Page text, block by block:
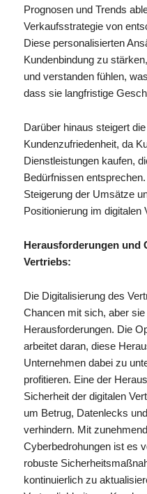
Prognosen und Trends
Verkaufsstrategie von
Diese personalisierten
Kundenbindung zu
und verstanden fühlen,
dass sie langfristige
Darüber hinaus steigert
Kundenzufriedenheit, da
Dienstleistungen kaufen,
Bedürfnissen
Steigerung der Umsätze
Positionierung im digitalen
Herausforderungen und
Vertriebs:
Die Digitalisierung des
Chancen mit sich, aber
Herausforderungen. Die
arbeitet daran, diese
Unternehmen dabei zu
profitieren. Eine der
Sicherheit der digitalen
um Betrug, Datenlecks
verhindern. Mit
Cyberbedrohungen ist es
robuste
kontinuierlich zu